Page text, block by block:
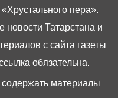
пера».
новости Татарстана и
с сайта газеты
обязательна.
материалы